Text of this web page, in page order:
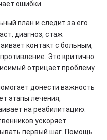
ошибки.
план и следит за его
диагноз, стаж
контакт с больным,
Это критично
отрицает проблему.
донести важность
этапы лечения,
на реабилитацию.
ускоряет
первый шаг. Помощь